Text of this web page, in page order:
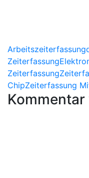
Arbeitszeiterfassung
Zeiterfassung
Zeiterfassung
ChipZeiterfassung